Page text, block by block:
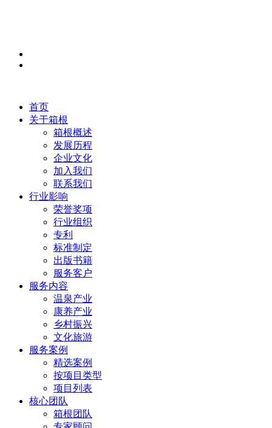
首页
关于箱根
箱根概述
发展历程
企业文化
加入我们
联系我们
行业影响
荣誉奖项
行业组织
专利
标准制定
出版书籍
服务客户
服务内容
温泉产业
康养产业
乡村振兴
文化旅游
服务案例
精选案例
按项目类型
项目列表
核心团队
箱根团队